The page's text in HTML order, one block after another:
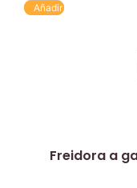
Añadir
Freidora a